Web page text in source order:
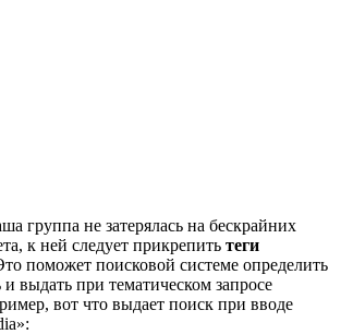
группа не затерялась на бескрайних
к ней следует прикрепить теги
поможет поисковой системе определить
и выдать при тематическом запросе
вот что выдает поиск при вводе